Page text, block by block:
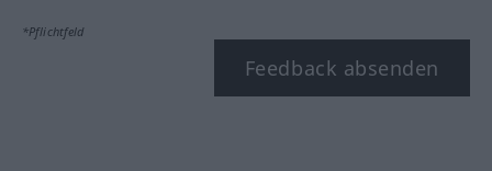
*Pflichtfeld
Feedback absenden